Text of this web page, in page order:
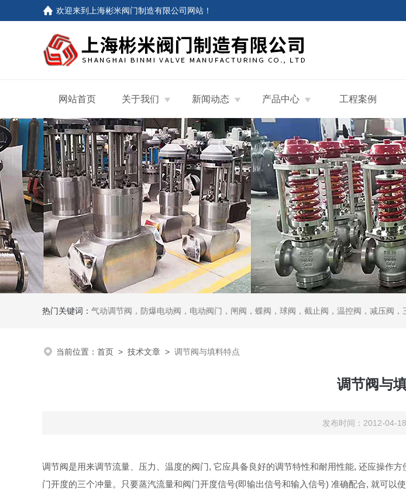
欢迎来到 上海彬米阀门制造有限公司网站 ！
网站首页 关于我们 新闻动态 产品中心 工程案例
热门关键词： 气动调节阀，防爆电动阀，电动阀门，闸阀，蝶阀，球阀，截止阀，温控阀，减压阀，
当前位置： 首页 > 技术文章 > 调节阀与填料特点
调节阀与
发布时间：2012-
调节阀是用来调节流量、压力、温度的阀门, 它应具备良好的调节特性和耐用性能, 还应操作方
门开度的三个冲量。只要蒸汽流量和阀门开度信号(即输出信号和输入信号) 准确配合, 就可以